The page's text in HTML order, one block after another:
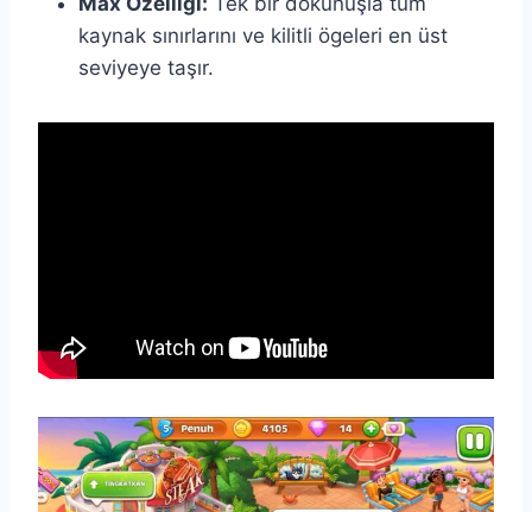
kaynak sınırlarını ve kilitli ögeleri en üst
seviyeye taşır.